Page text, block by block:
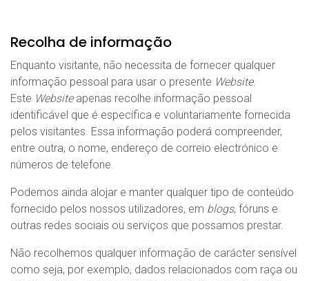
Recolha de informação
Enquanto visitante, não necessita de fornecer qualquer
informação pessoal para usar o presente Website.
Este Websiteapenas recolhe informação pessoal
identificável que é específica e voluntariamente fornecida
pelos visitantes. Essa informação poderá compreender,
entre outra, o nome, endereço de correio electrónico e
números de telefone.
Podemos ainda alojar e manter qualquer tipo de conteúdo
fornecido pelos nossos utilizadores, em blogs, fóruns e
outras redes sociais ou serviços que possamos prestar.
Não recolhemos qualquer informação de carácter sensível
como seja, por exemplo, dados relacionados com raça ou